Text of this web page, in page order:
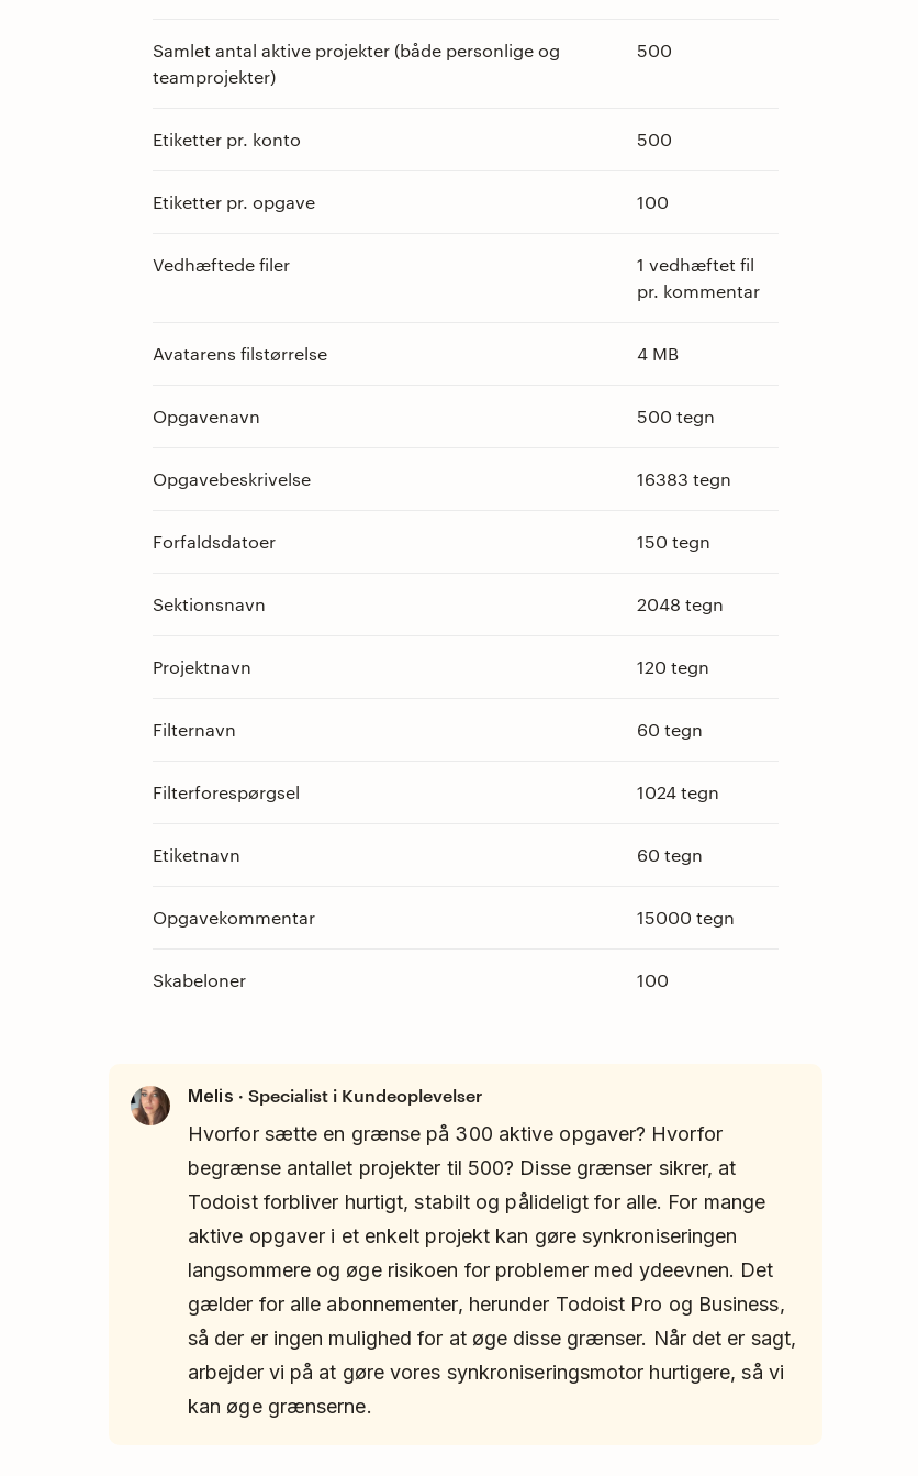
Samlet antal aktive projekter (både personlige og
teamprojekter)
500
Etiketter pr. konto 500
Etiketter pr. opgave 100
Vedhæftede filer
1 vedhæftet fil
pr. kommentar
Avatarens filstørrelse 4 MB
Opgavenavn 500 tegn
Opgavebeskrivelse 16383 tegn
Forfaldsdatoer 150 tegn
Sektionsnavn 2048 tegn
Projektnavn 120 tegn
Filternavn 60 tegn
Filterforespørgsel 1024 tegn
Etiketnavn 60 tegn
Opgavekommentar 15000 tegn
Skabeloner 100
Melis · Specialist i Kundeoplevelser
Hvorfor sætte en grænse på 300 aktive opgaver? Hvorfor
begrænse antallet projekter til 500? Disse grænser sikrer, at
Todoist forbliver hurtigt, stabilt og pålideligt for alle. For mange
aktive opgaver i et enkelt projekt kan gøre synkroniseringen
langsommere og øge risikoen for problemer med ydeevnen. Det
gælder for alle abonnementer, herunder Todoist Pro og Business,
så der er ingen mulighed for at øge disse grænser. Når det er sagt,
arbejder vi på at gøre vores synkroniseringsmotor hurtigere, så vi
kan øge grænserne.